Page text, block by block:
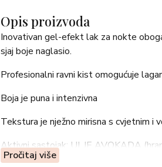
Opis proizvoda
Inovativan gel-efekt lak za nokte
sjaj boje naglasio.
Profesionalni ravni kist omogućuje
Boja je puna i intenzivna
Tekstura je nježno mirisna s cvjetnim i
Aktivni sastojak: ULJE AVOKADA
Pročitaj više